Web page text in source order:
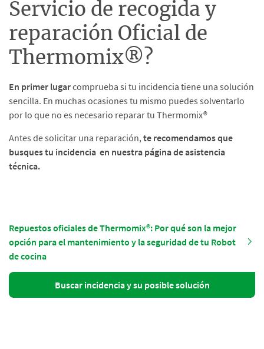
Servicio de recogida y
reparación Oficial de
Thermomix®?
En primer lugarcomprueba si tu incidencia tiene una solución
sencilla. En muchas ocasiones tu mismo puedes solventarlo
por lo que no es necesario reparar tu Thermomix®
Antes de solicitar una reparación,te recomendamos que
busques tu incidencia en nuestra página de asistencia
técnica.
Repuestos oficiales de Thermomix®: Por qué son la mejor
opción para el mantenimiento y la seguridad de tu Robot
de cocina
Buscar incidencia y su posible solución